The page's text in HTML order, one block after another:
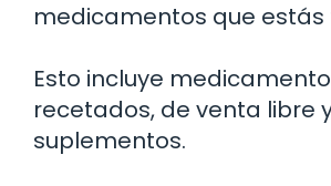
medicamentos que
Esto incluye
recetados, de venta libre
suplementos.